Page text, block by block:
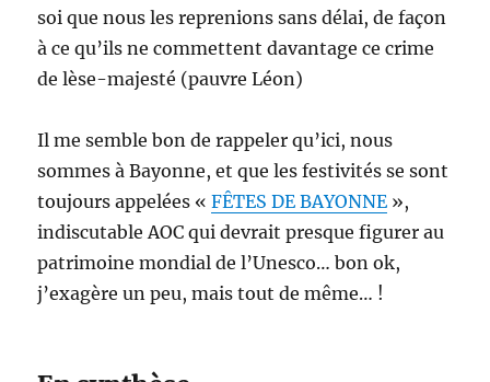
soi que nous les reprenions sans délai, de façon
à ce qu’ils ne commettent davantage ce crime
de lèse-majesté (pauvre Léon)
Il me semble bon de rappeler qu’ici, nous
sommes à Bayonne, et que les festivités se sont
toujours appelées «FÊTES DE BAYONNE »,
indiscutable AOC qui devrait presque figurer au
patrimoine mondial de l’Unesco… bon ok,
j’exagère un peu, mais tout de même… !